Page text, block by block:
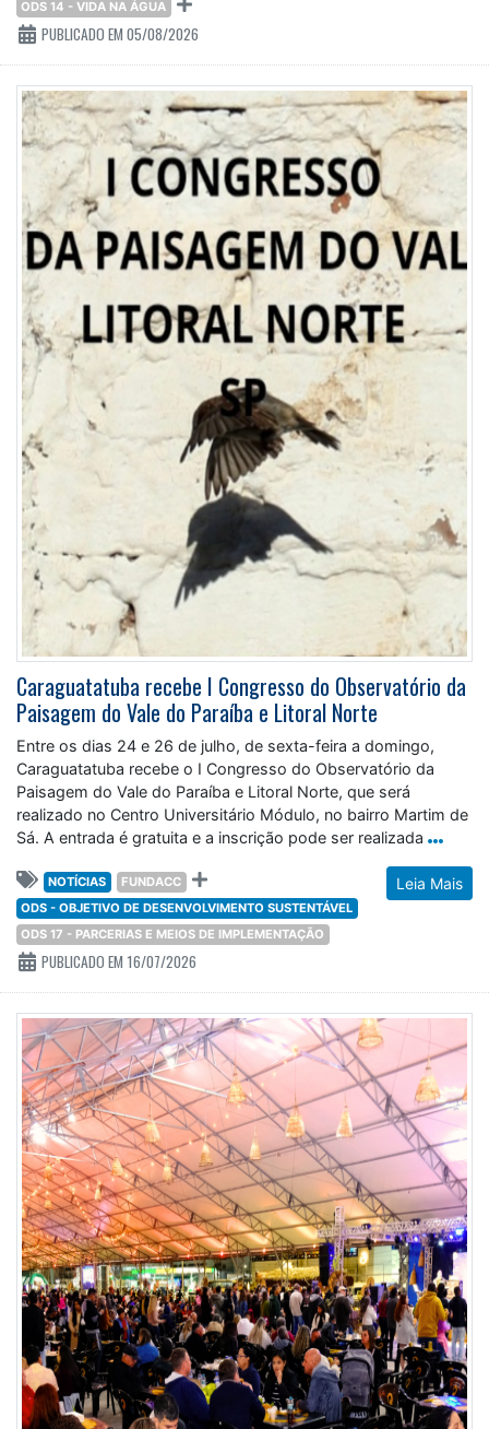
ODS 14 - VIDA NA ÁGUA
PUBLICADO EM 05/08/2026
Caraguatatuba recebe I Congresso do Observatório da
Paisagem do Vale do Paraíba e Litoral Norte
Entre os dias 24 e 26 de julho, de sexta-feira a domingo,
Caraguatatuba recebe o I Congresso do Observatório da
Paisagem do Vale do Paraíba e Litoral Norte, que será
realizado no Centro Universitário Módulo, no bairro Martim de
Sá. A entrada é gratuita e a inscrição pode ser realizada
Leia Mais
NOTÍCIAS
FUNDACC
ODS - OBJETIVO DE DESENVOLVIMENTO SUSTENTÁVEL
ODS 17 - PARCERIAS E MEIOS DE IMPLEMENTAÇÃO
PUBLICADO EM 16/07/2026